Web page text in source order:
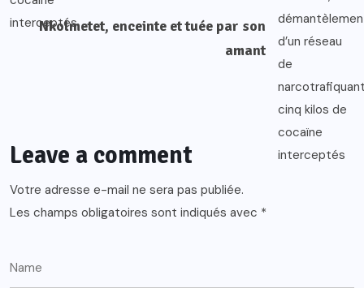
Nkolmetet, enceinte et tuée par son
amant
Leave a comment
Votre adresse e-mail ne sera pas publiée.
Les champs obligatoires sont indiqués avec *